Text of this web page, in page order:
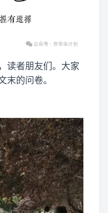
读者朋友们。大家
末的问卷。